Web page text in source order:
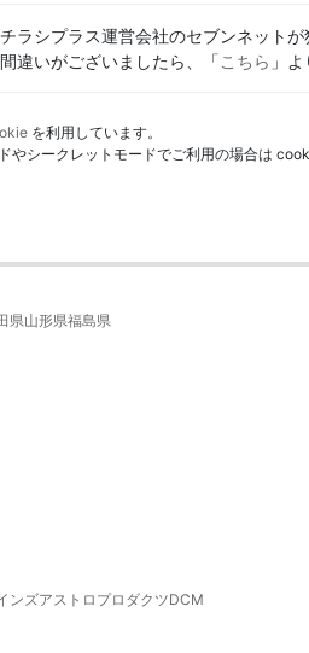
ラシプラス運営会社のセブンネット
違いがございましたら、「こちら 」
を利用しています。
やシークレットモードでご利用の場合は
県山形県福島県
ンズアストロプロダクツDCM